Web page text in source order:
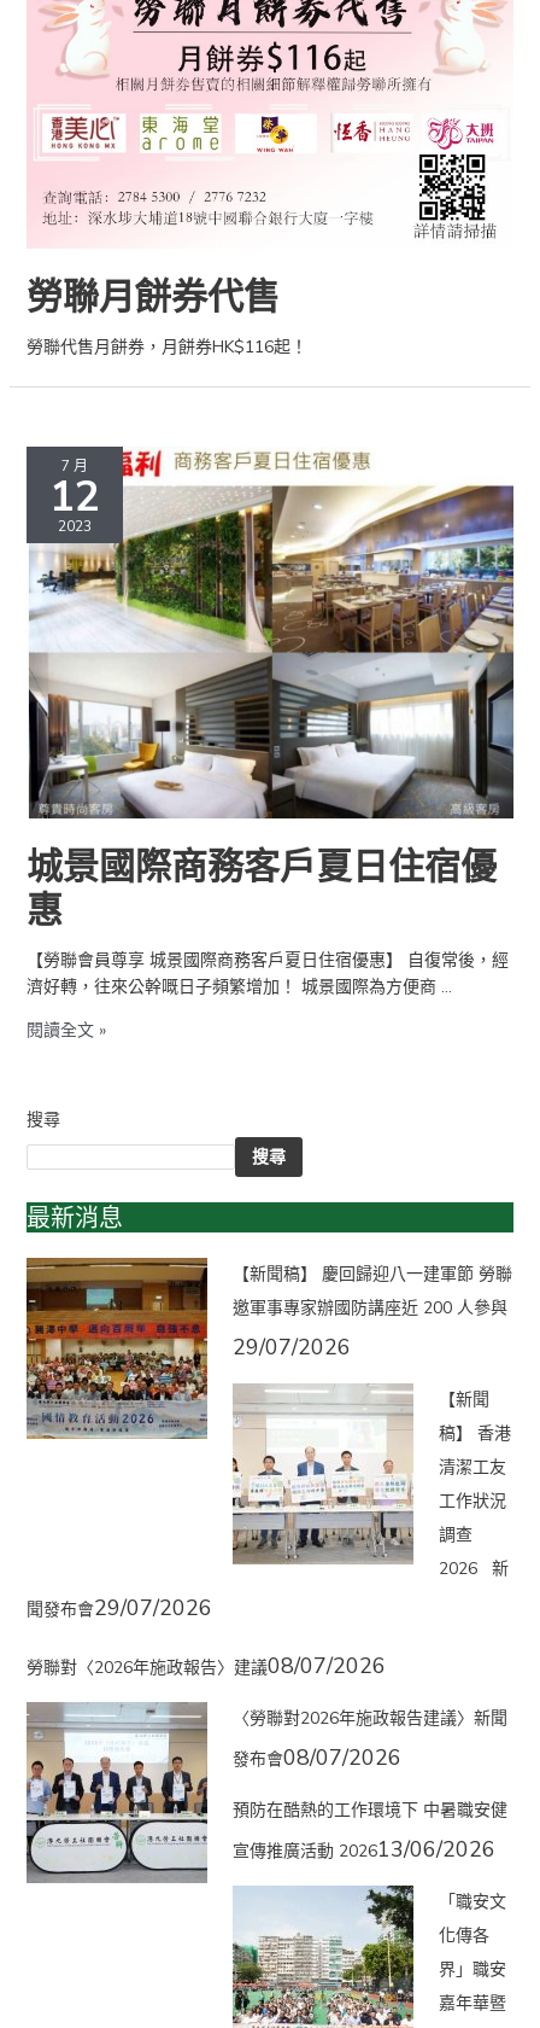
勞聯月餅券代售
勞聯代售月餅券，月餅券HK$116起！
7 月
12
2023
城景國際商務客戶夏日住宿優
惠
【勞聯會員尊享 城景國際商務客戶夏日住宿優惠】 自復常後，經
濟好轉，往來公幹嘅日子頻繁增加！ 城景國際為方便商 …
商
務
客
戶
日
住
宿
優
惠
閱讀全文 »
搜尋
搜尋
最新消息
【新聞稿】 慶回歸迎八一建軍節 勞聯
邀軍事專家辦國防講座近 200 人參與
29/07/2026
【新聞
稿】 香港
清潔工友
工作狀況
調查
2026 新
聞發布會29/07/2026
勞聯對〈2026年施政報告〉建議08/07/2026
〈勞聯對2026年施政報告建議〉新聞
發布會08/07/2026
預防在酷熱的工作環境下 中暑職安健
宣傳推廣活動 202613/06/2026
「職安文
化傳各
界」職安
嘉年華暨